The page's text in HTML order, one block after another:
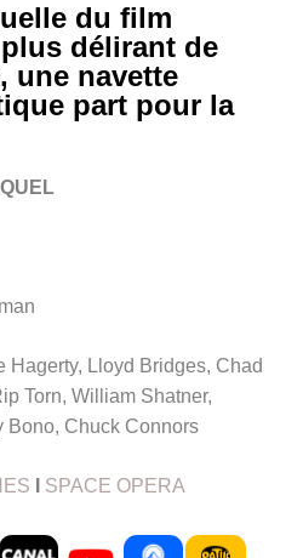
du film
délirant de
une navette
part pour la
Hagerty, Lloyd Bridges, Chad
Torn, William Shatner,
Bono, Chuck Connors
SPACE OPERA